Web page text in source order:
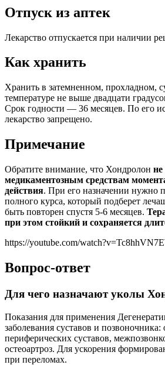
Отпуск из аптек
Лекарство отпускается при наличии
Как хранить
Хранить в затемненном, прохладном,
температуре не выше двадцати
Срок годности — 36 месяцев. По его
лекарство запрещено.
Примечание
Обратите внимание, что Хондролон не
медикаментозным средствам
действия. При его назначении нужно
полного курса, который подберет
быть повторен спустя 5-6 месяцев.
при этом стойкий и сохраняется
https://youtube.com/
Вопрос-ответ
Для чего назначают уколы
Показания для применения
заболевания суставов и позвоночника:
периферических суставов,
остеоартроз. Для ускорения
при переломах.